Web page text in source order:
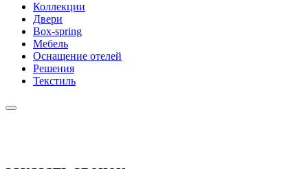
Коллекции
Двери
Box-spring
Мебель
Оснащение отелей
Решения
Текстиль